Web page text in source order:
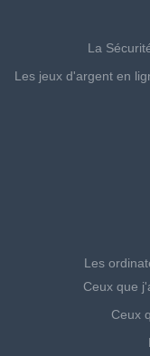
La
Les jeux d'argent en
Les
Ceux que
Ceux